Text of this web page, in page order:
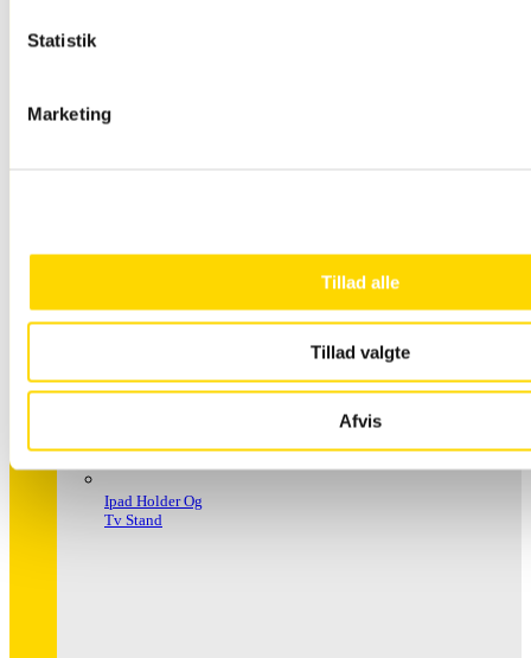
Statistik
Marketing
Tillad alle
Tillad valgte
Afvis
Ipad Holder Og
Tv Stand